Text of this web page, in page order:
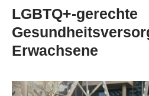
LGBTQ+-gerechte
Erwachsene